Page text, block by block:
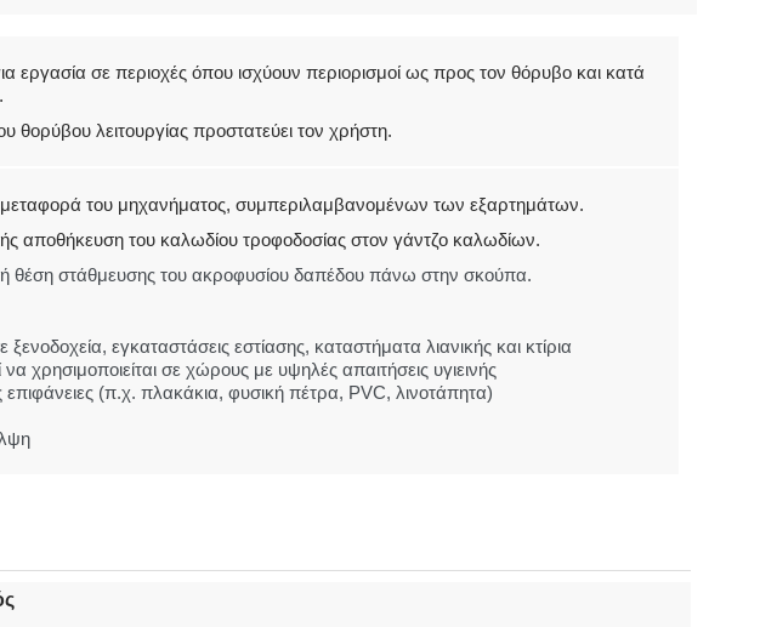
εργασία σε περιοχές όπου ισχύουν περιορισμοί ως προς τον θόρυβο και κατά
θορύβου λειτουργίας προστατεύει τον χρήστη.
του μηχανήματος, συμπεριλαμβανομένων των εξαρτημάτων.
αποθήκευση του καλωδίου τροφοδοσίας στον γάντζο καλωδίων.
θέση στάθμευσης του ακροφυσίου δαπέδου πάνω στην σκούπα.
ξενοδοχεία, εγκαταστάσεις εστίασης, καταστήματα λιανικής και κτίρια
να χρησιμοποιείται σε χώρους με υψηλές απαιτήσεις υγιεινής
επιφάνειες (π.χ. πλακάκια, φυσική πέτρα, PVC, λινοτάπητα)